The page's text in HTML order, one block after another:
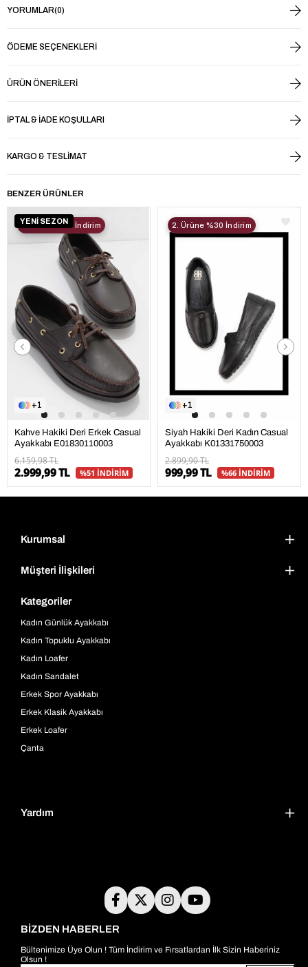
YORUMLAR(0)
ÖDEME SEÇENEKLERI
ÜRÜN ÖNERILERI
İPTAL & İADE KOŞULLARI
KARGO & TESLIMAT
BENZER ÜRÜNLER
YENİ SEZON
1
Kahve Hakiki Deri Erkek Casual
Ayakkabı E01830110003
6.159,98 TL
2.999,99 TL %51 İNDİRİM
2. Ürüne %30 İndirim
1
Siyah Hakiki Deri Kadın Casual
Ayakkabı K01331750003
2.899,90 TL
999,99 TL %66 İNDİRİM
2. Ürüne %30 İndirim
Kurumsal
Müşteri İlişkileri
Kategoriler
Kadın Günlük Ayakkabı
Kadın Topuklu Ayakkabı
Kadın Loafer
Kadın Sandalet
Erkek Spor Ayakkabı
Erkek Klasik Ayakkabı
Erkek Loafer
Çanta
Yardım
BİZDEN HABERLER
Bültenimize Üye Olun ! Tüm İndirim ve Fırsatlardan İlk Sizin Haberiniz
Olsun !